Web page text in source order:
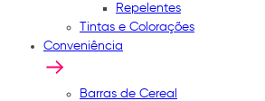
Repelentes
Tintas e Colorações
Conveniência
Barras de Cereal